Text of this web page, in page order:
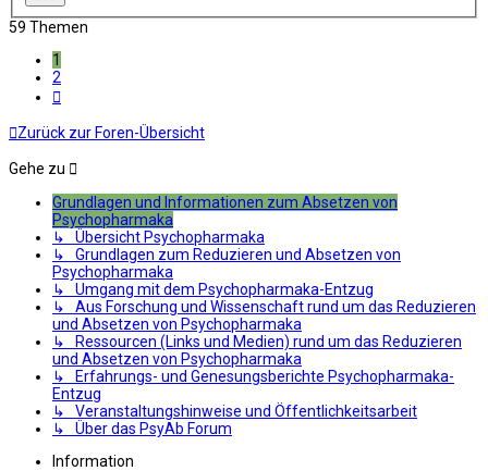
59 Themen
1
2
Zurück zur Foren-Übersicht
Gehe zu
Grundlagen und Informationen zum Absetzen von
Psychopharmaka
↳ Übersicht Psychopharmaka
↳ Grundlagen zum Reduzieren und Absetzen von
Psychopharmaka
↳ Umgang mit dem Psychopharmaka-Entzug
↳ Aus Forschung und Wissenschaft rund um das Reduzieren
und Absetzen von Psychopharmaka
↳ Ressourcen (Links und Medien) rund um das Reduzieren
und Absetzen von Psychopharmaka
↳ Erfahrungs- und Genesungsberichte Psychopharmaka-
Entzug
↳ Veranstaltungshinweise und Öffentlichkeitsarbeit
↳ Über das PsyAb Forum
Information